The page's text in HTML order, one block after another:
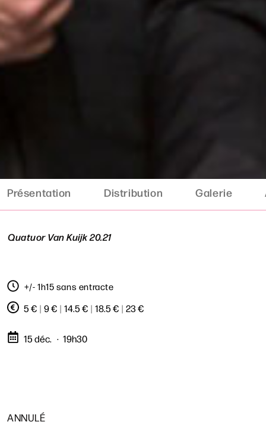
Présentation Distribution Galerie
Quatuor Van Kuijk 20.21
+/- 1h15 sans entracte
5 € | 9 € | 14.5 € | 18.5 € | 23 €
15 déc. 19h30
ANNULÉ